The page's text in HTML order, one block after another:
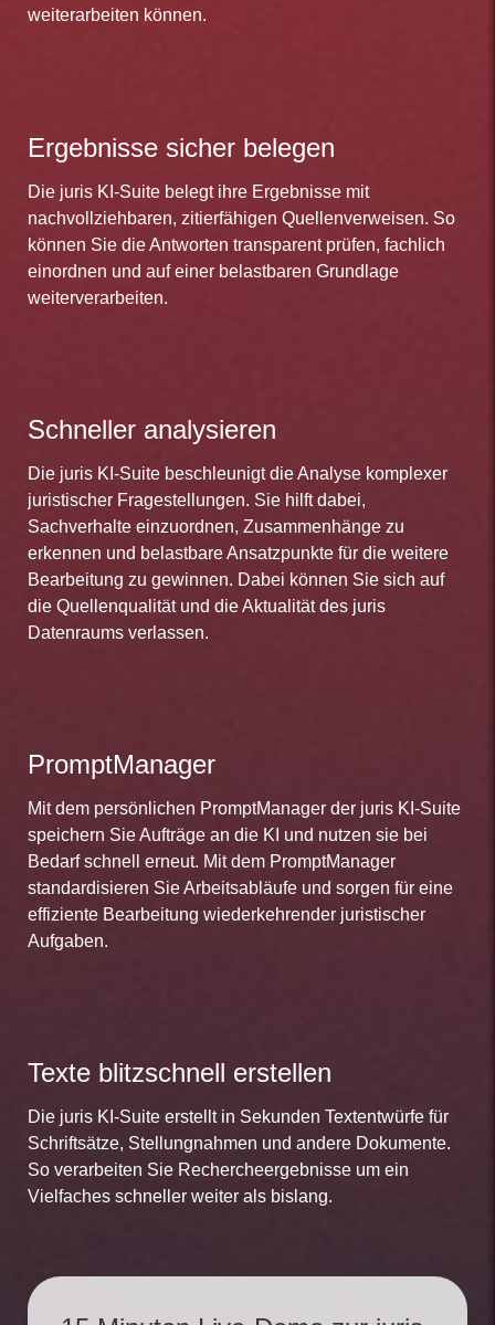
weiterarbeiten können.
Ergebnisse sicher belegen
Die juris KI-Suite belegt ihre Ergebnisse mit
nachvollziehbaren, zitierfähigen Quellenverweisen. So
können Sie die Antworten transparent prüfen, fachlich
einordnen und auf einer belastbaren Grundlage
weiterverarbeiten.
Schneller analysieren
Die juris KI-Suite beschleunigt die Analyse komplexer
juristischer Fragestellungen. Sie hilft dabei,
Sachverhalte einzuordnen, Zusammenhänge zu
erkennen und belastbare Ansatzpunkte für die weitere
Bearbeitung zu gewinnen. Dabei können Sie sich auf
die Quellenqualität und die Aktualität des juris
Datenraums verlassen.
PromptManager
Mit dem persönlichen PromptManager der juris KI-Suite
speichern Sie Aufträge an die KI und nutzen sie bei
Bedarf schnell erneut. Mit dem PromptManager
standardisieren Sie Arbeitsabläufe und sorgen für eine
effiziente Bearbeitung wiederkehrender juristischer
Aufgaben.
Texte blitzschnell erstellen
Die juris KI-Suite erstellt in Sekunden Textentwürfe für
Schriftsätze, Stellungnahmen und andere Dokumente.
So verarbeiten Sie Rechercheergebnisse um ein
Vielfaches schneller weiter als bislang.